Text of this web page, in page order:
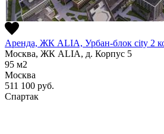
Аренда, ЖК ALIA, Урбан-блок city 2
Москва, ЖК ALIA, д. Корпус 5
95 м2
Москва
511 100 руб.
Спартак